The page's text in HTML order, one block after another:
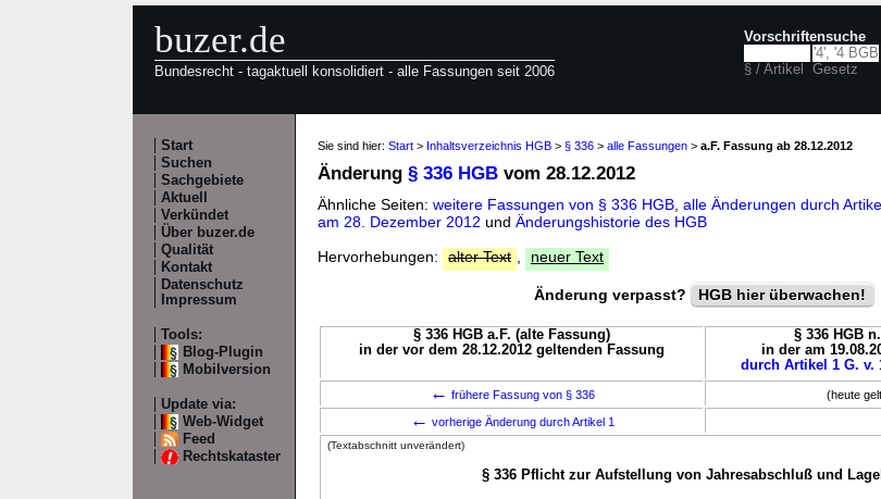
buzer.de
Bundesrecht - tagaktuell konsolidiert - alle Fassungen seit 2006
Vorschriftensuche
§ / Artikel Gesetz
Start
Suchen
Sachgebiete
Aktuell
Verkündet
Über buzer.de
Qualität
Kontakt
Datenschutz
Impressum
Tools:
Blog-Plugin
Mobilversion
Update via:
Web-Widget
Feed
Rechtskataster
Sie sind hier: Start > Inhaltsverzeichnis HGB > § 336 > alle Fassungen > a.F. Fassung ab 28.12.2012
Änderung § 336 HGB vom 28.12.2012
Ähnliche Seiten: weitere Fassungen von § 336 HGB alle Änderungen durch
am 28. Dezember 2012 und Änderungshistorie des HGB
Hervorhebungen:
alter Text neuer Text
Änderung verpasst? HGB hier überwachen!
§ 336 HGB a.F. (alte Fassung)
in der vor dem 28.12.2012 geltenden Fassung
§ 336 HGB
in der am
durch Artikel 1 G. v.
← frühere Fassung von § 336 (heute
← vorherige Änderung durch Artikel 1
(Textabschnitt unverändert)
§ 336 Pflicht zur Aufstellung von Jahresabschluß und